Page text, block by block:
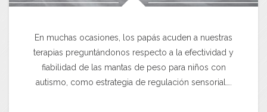
En muchas ocasiones, los papás acuden a nuestras
terapias preguntándonos respecto a la efectividad y
fiabilidad de las mantas de peso para niños con
autismo, como estrategia de regulación sensorial….